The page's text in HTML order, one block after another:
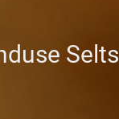
Selts